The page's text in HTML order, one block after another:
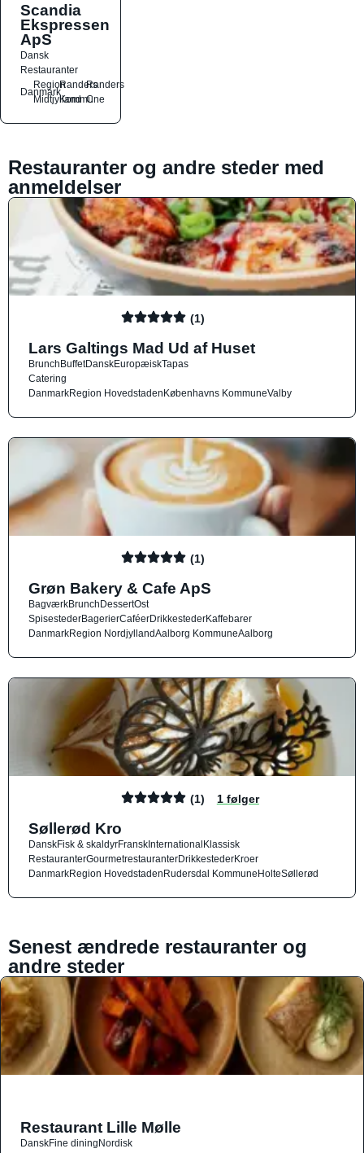
Scandia
Ekspressen
ApS
Dansk
Restauranter
Danmark
Region
Midtjylland
Randers
Kommune
Randers
C
Restauranter og andre steder med
anmeldelser
(1)
Lars Galtings Mad Ud af Huset
BrunchBuffetDanskEuropæiskTapas
Catering
DanmarkRegion HovedstadenKøbenhavns KommuneValby
(1)
Grøn Bakery & Cafe ApS
BagværkBrunchDessertOst
SpisestederBagerierCaféerDrikkestederKaffebarer
DanmarkRegion NordjyllandAalborg KommuneAalborg
(1) 1 følger
Søllerød Kro
DanskFisk & skaldyrFranskInternationalKlassisk
RestauranterGourmetrestauranterDrikkestederKroer
DanmarkRegion HovedstadenRudersdal KommuneHolteSøllerød
Senest ændrede restauranter og
andre steder
Restaurant Lille Mølle
DanskFine diningNordisk